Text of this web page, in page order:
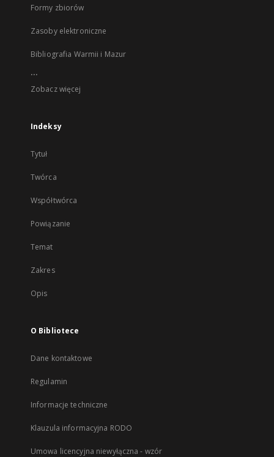
Formy zbiorów
Zasoby elektroniczne
Bibliografia Warmii i Mazur
...
Zobacz więcej
Indeksy
Tytuł
Twórca
Współtwórca
Powiązanie
Temat
Zakres
Opis
O Bibliotece
Dane kontaktowe
Regulamin
Informacje techniczne
Klauzula informacyjna RODO
Umowa licencyjna niewyłączna - wzór